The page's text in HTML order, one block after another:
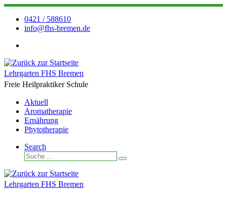
Zum
Inhalt
springen
0421 / 588610
info@fhs-bremen.de
Lehrgarten FHS Bremen
Freie Heilpraktiker Schule
Aktuell
Aromatherapie
Ernährung
Phytotherapie
Search
Suche
Suche
Lehrgarten FHS Bremen